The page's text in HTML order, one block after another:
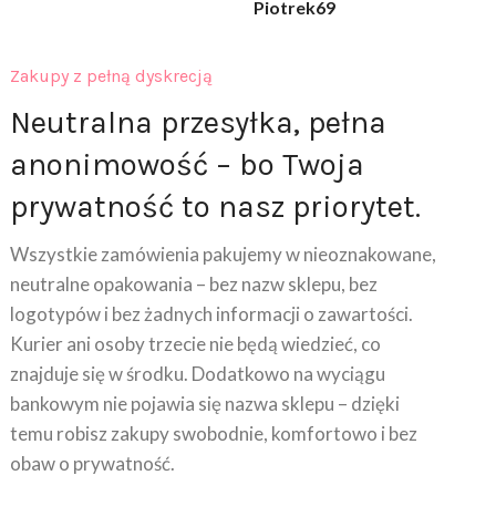
Neutralna przesyłka, pełna
anonimowość – bo Twoja
prywatność to nasz priorytet.
Wszystkie zamówienia pakujemy w nieoznakowane,
neutralne opakowania – bez nazw sklepu, bez
logotypów i bez żadnych informacji o zawartości.
Kurier ani osoby trzecie nie będą wiedzieć, co
znajduje się w środku. Dodatkowo na wyciągu
bankowym nie pojawia się nazwa sklepu – dzięki
temu robisz zakupy swobodnie, komfortowo i bez
obaw o prywatność.